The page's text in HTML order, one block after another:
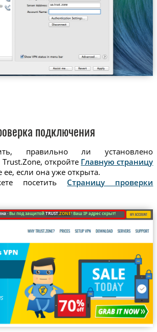
ua.trust.zone
подключения
правильно ли установлено
откройте Главную страницу
ее, если она уже открыта.
посетить Страницу проверки
·Вы под защитойTRUST.ZONE! Ваш IP адрес скрыт!